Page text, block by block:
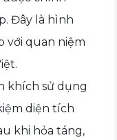
Đây là hình
với quan niệm
khích sử dụng
diện tích
khi hỏa táng,